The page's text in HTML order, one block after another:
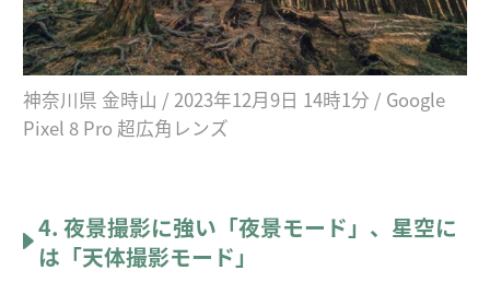
神奈川県 金時山 / 2023年12月9日 14時1分 / Google
Pixel 8 Pro 超広角レンズ
4. 夜景撮影に強い「夜景モード」、星空に
は「天体撮影モード」